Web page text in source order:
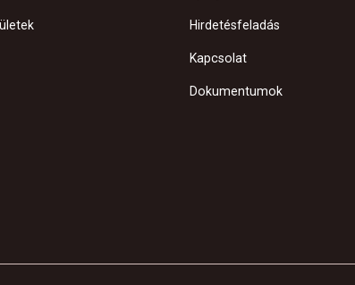
Hirdetésfeladás
Kapcsolat
Dokumentumok